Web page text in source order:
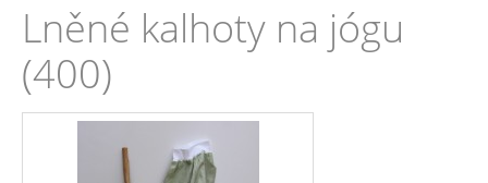
Lněné kalhoty na jógu
(400)